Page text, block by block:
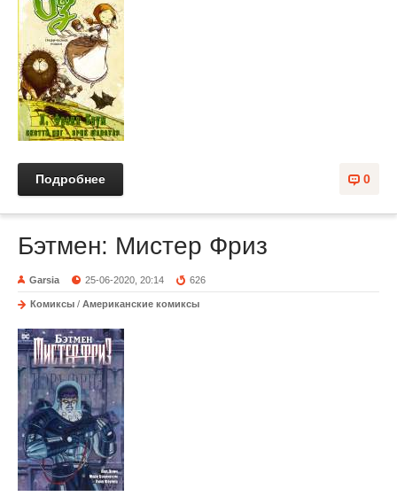
0
Подробнее
Бэтмен: Мистер Фриз
Garsia 25-06-2020, 20:14 626
Комиксы / Американские комиксы